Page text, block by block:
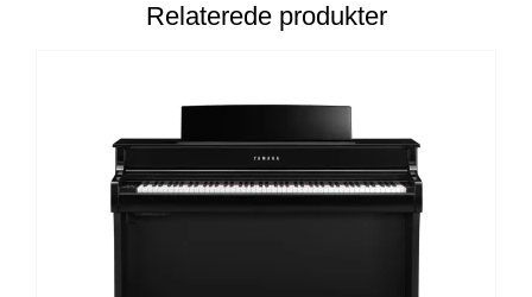
Relaterede produkter